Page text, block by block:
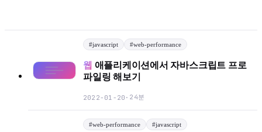
#javascript #web-performance
웹 애플리케이션에서 자바스크립트 프로
파일링 해보기
2022-01-20 · 24분
#web-performance #javascript